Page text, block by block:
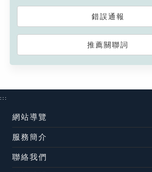
錯誤通報
推薦關聯詞
:::
網站導覽
服務簡介
聯絡我們